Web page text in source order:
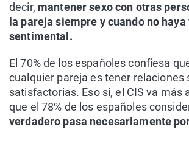
decir, mantener sexo con otras
la pareja siempre y cuando no
sentimental.
El 70% de los españoles confiesa
cualquier pareja es tener relaciones
satisfactorias. Eso sí, el CIS va más
que el 78% de los españoles
verdadero pasa necesariamente